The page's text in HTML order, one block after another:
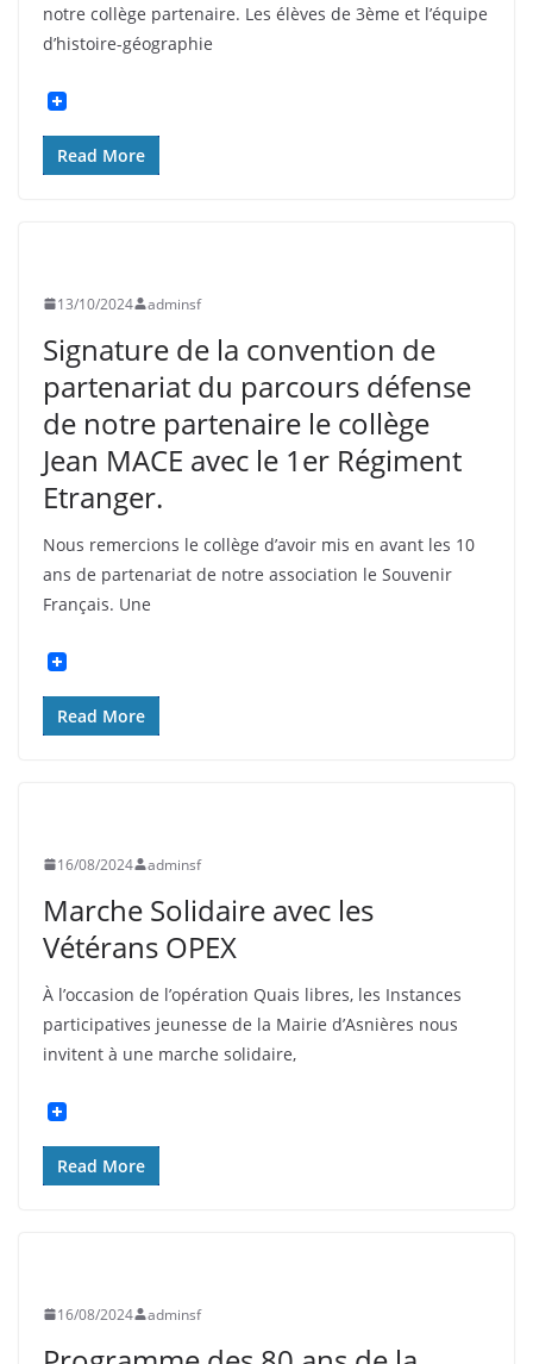
notre collège partenaire. Les élèves de 3ème et l’équipe
d’histoire-géographie
Read More
13/10/2024 adminsf
Signature de la convention de
partenariat du parcours défense
de notre partenaire le collège
Jean MACE avec le 1er Régiment
Etranger.
Nous remercions le collège d’avoir mis en avant les 10
ans de partenariat de notre association le Souvenir
Français. Une
Read More
16/08/2024 adminsf
Marche Solidaire avec les
Vétérans OPEX
À l’occasion de l’opération Quais libres, les Instances
participatives jeunesse de la Mairie d’Asnières nous
invitent à une marche solidaire,
Read More
16/08/2024 adminsf